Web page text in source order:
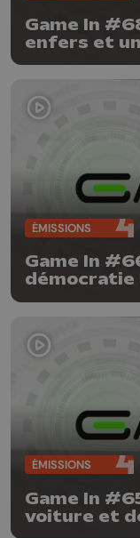
Game In
enfers et
ÉMISSIONS
Game In
ÉMISSIONS
Game In
voiture et